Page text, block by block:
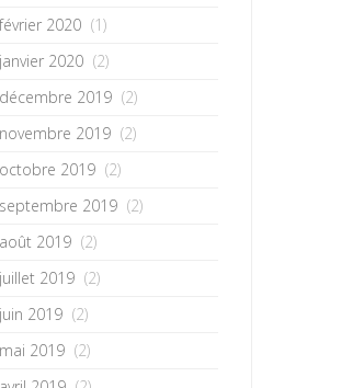
février 2020 (1)
janvier 2020 (2)
décembre 2019 (2)
novembre 2019 (2)
octobre 2019 (2)
septembre 2019 (2)
août 2019 (2)
juillet 2019 (2)
juin 2019 (2)
mai 2019 (2)